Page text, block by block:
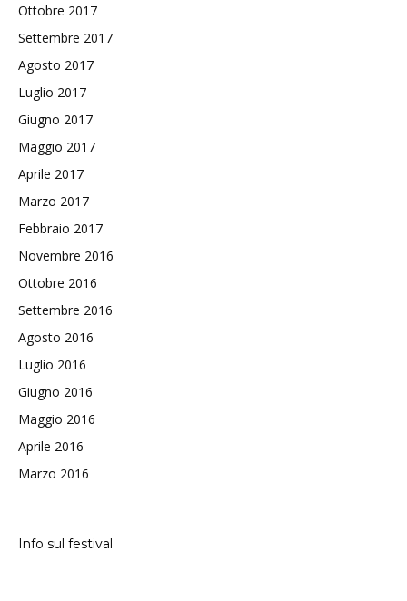
Ottobre 2017
Settembre 2017
Agosto 2017
Luglio 2017
Giugno 2017
Maggio 2017
Aprile 2017
Marzo 2017
Febbraio 2017
Novembre 2016
Ottobre 2016
Settembre 2016
Agosto 2016
Luglio 2016
Giugno 2016
Maggio 2016
Aprile 2016
Marzo 2016
Info sul festival